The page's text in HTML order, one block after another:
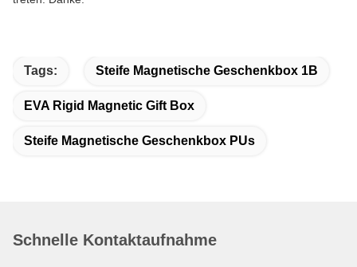
Tags: Steife Magnetische Geschenkbox 1B
EVA Rigid Magnetic Gift Box
Steife Magnetische Geschenkbox PUs
Schnelle Kontaktaufnahme